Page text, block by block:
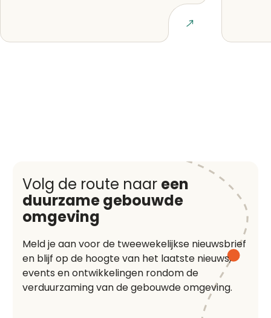
Lees artikel
Volg de route naar een
duurzame gebouwde
omgeving
Meld je aan voor de tweewekelijkse nieuwsbrief
en blijf op de hoogte van het laatste nieuws,
events en ontwikkelingen rondom de
verduurzaming van de gebouwde omgeving.